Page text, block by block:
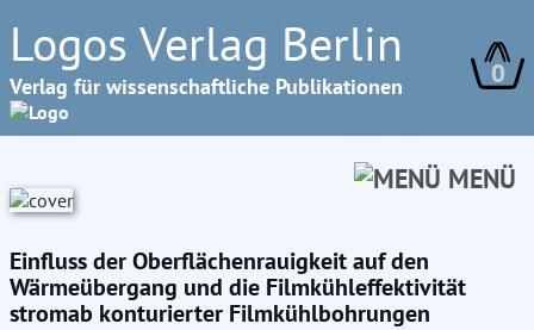
Logos Verlag Berlin
Verlag für wissenschaftliche Publikationen 0
MENÜ
Einfluss der Oberflächenrauigkeit auf den
Wärmeübergang und die Filmkühleffektivität
stromab konturierter Filmkühlbohrungen